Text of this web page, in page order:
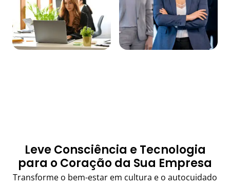
Leve Consciência e Tecnologia
para o Coração da Sua Empresa
Transforme o bem-estar em cultura e o autocuidado